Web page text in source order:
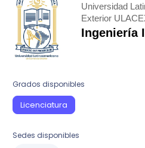
Universidad
Exterior
Ingeniería
Grados disponibles
Licenciatura
Sedes disponibles